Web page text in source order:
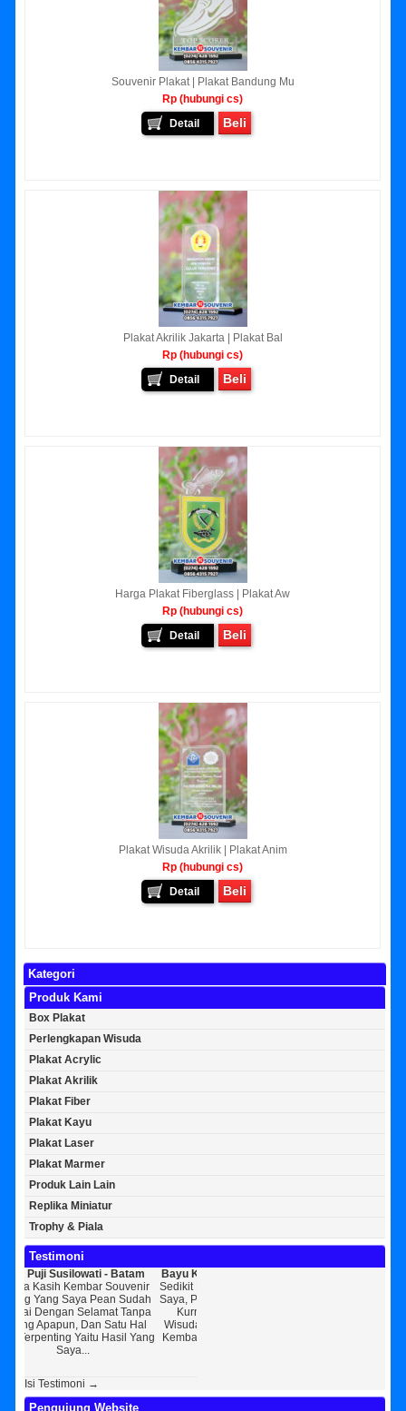
Souvenir Plakat | Plakat Bandung Mu
Rp (hubungi cs)
Detail
Beli
Plakat Akrilik Jakarta | Plakat Bal
Rp (hubungi cs)
Detail
Beli
Harga Plakat Fiberglass | Plakat Aw
Rp (hubungi cs)
Detail
Beli
Plakat Wisuda Akrilik | Plakat Anim
Rp (hubungi cs)
Detail
Beli
Kategori
Produk Kami
Box Plakat
Perlengkapan Wisuda
Plakat Acrylic
Plakat Akrilik
Plakat Fiber
Plakat Kayu
Plakat Laser
Plakat Marmer
Produk Lain Lain
Replika Miniatur
Trophy & Piala
Testimoni
Batam
Sudah
Tanpa
Hal
Yang
Bayu Kurniawan - Jakarta Pusat
Sedikit Membagikan Kisah Sukses
Saya, Perkenalkan Pak Saya Bayu
Kurniawan Reseller Patung
Wisuda Dan Souvenir Wisuda Di
Kembar Souvenir, Sebetulnya S...
Isi Testimoni →
Pengujung Website